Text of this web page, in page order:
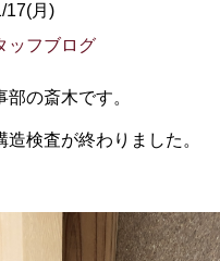
17(月)
ッフブログ
の斎木です。
造検査が終わりました。